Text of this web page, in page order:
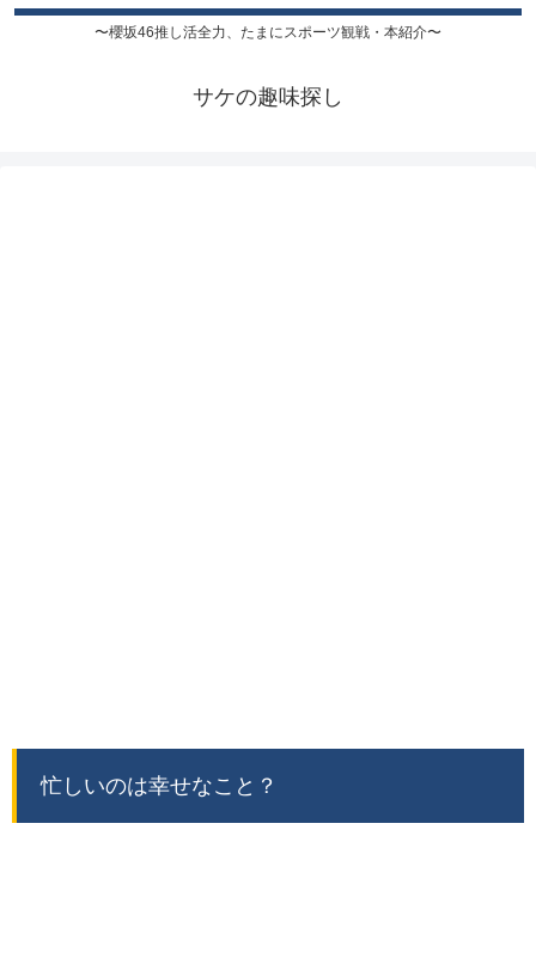
〜櫻坂46推し活全力、たまにスポーツ観戦・本紹介〜
サケの趣味探し
忙しいのは幸せなこと？